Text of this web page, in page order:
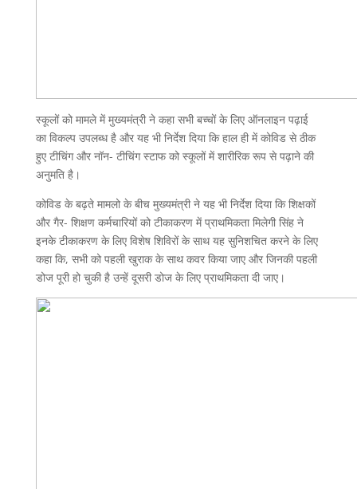
स्कूलों को मामले में मुख्यमंत्री ने कहा सभी बच्चों के लिए ऑनलाइन पढ़ाई
का विकल्प उपलब्ध है और यह भी निर्देश दिया कि हाल ही में कोविड से ठीक
हुए टीचिंग और नॉन- टीचिंग स्टाफ को स्कूलों में शारीरिक रूप से पढ़ाने की
अनुमति है।
कोविड के बढ़ते मामलो के बीच मुख्यमंत्री ने यह भी निर्देश दिया कि शिक्षकों
और गैर- शिक्षण कर्मचारियों को टीकाकरण में प्राथमिकता मिलेगी सिंह ने
इनके टीकाकरण के लिए विशेष शिविरों के साथ यह सुनिशचित करने के लिए
कहा कि, सभी को पहली खुराक के साथ कवर किया जाए और जिनकी पहली
डोज पूरी हो चुकी है उन्हें दूसरी डोज के लिए प्राथमिकता दी जाए।